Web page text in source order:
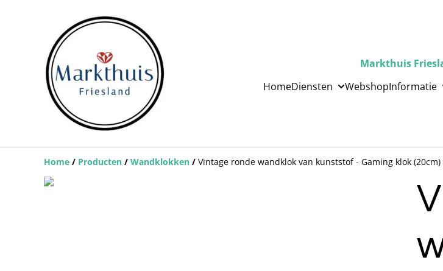
Markthuis
HomeDiensten WebshopInformatie
Home / Producten / Wandklokken / Vintage ronde wandklok van kunststof - Gaming klok (20cm)